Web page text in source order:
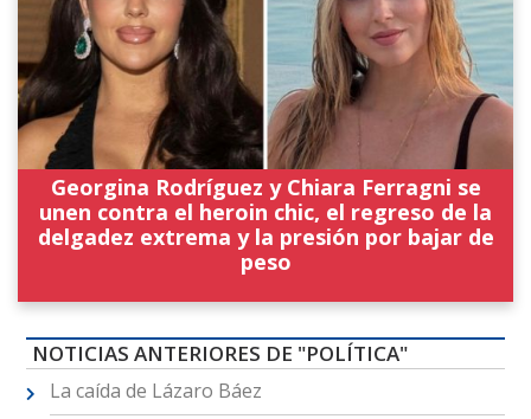
Georgina Rodríguez y Chiara Ferragni se
unen contra el heroin chic, el regreso de la
delgadez extrema y la presión por bajar de
peso
NOTICIAS ANTERIORES DE "POLÍTICA"
La caída de Lázaro Báez